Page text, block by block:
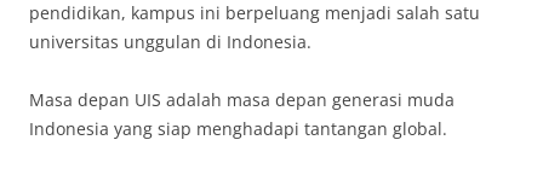
pendidikan, kampus ini berpeluang menjadi salah satu
universitas unggulan di Indonesia.
Masa depan UIS adalah masa depan generasi muda
Indonesia yang siap menghadapi tantangan global.